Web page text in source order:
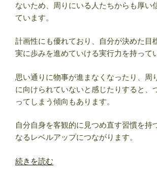
ないため、周りにいる人たちからも厚い
ています。
計画性にも優れており、自分が決めた目
実に歩みを進めていける実行力を持って
思い通りに物事が進まなくなったり、周
に向けられていないと感じたりすると、
ってしまう傾向もあります。
自分自身を客観的に見つめ直す習慣を持
なるレベルアップにつながります。
“1
続きを読む